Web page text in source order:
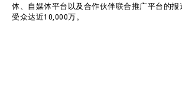
体、自媒体平台以及合作伙伴联合推广平台的报
受众达近10,000万。